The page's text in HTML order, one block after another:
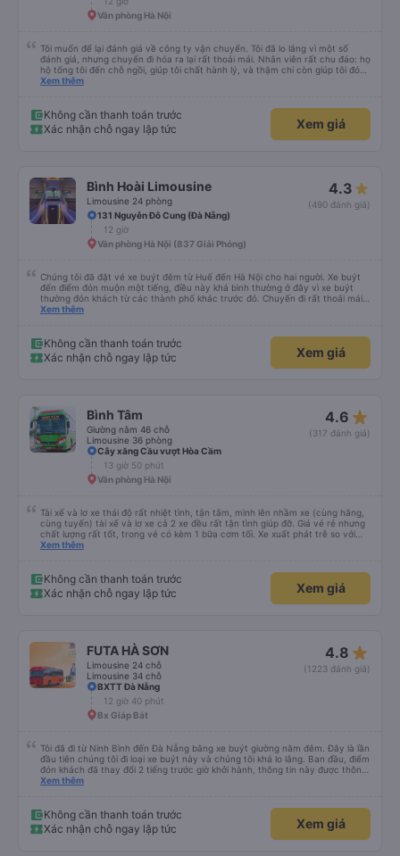
đăng ký. Nhân viên chuyên nghiệp, Nhiệt tình, mình đánh giá 4,5 sao cho cả
app Vexere và HK Busline và hãng sẽ ngày phát triển để mang lại trải
Văn phòng Hà Nội
Tôi muốn để lại đánh giá về công ty vận chuyển. Tôi đã lo lắng vì một số
đánh giá, nhưng chuyến đi hóa ra lại rất thoải mái. Nhân viên rất chu đáo: họ
hộ tống tôi đến chỗ ngồi, giúp tôi chất hành lý, và thậm chí còn giúp tôi đóng
gói giày. Điểm trừ duy nhất là xe buýt đến sớm hơn một tiếng so với giờ khởi
chọn công ty này.
Xem thêm
Không cần thanh toán trước
Xác nhận chỗ ngay lập tức
Xem giá
Bình Hoài Limousine
Limousine 24 phòng
4.3
(490 đánh giá)
131 Nguyễn Đỗ Cung (Đà Nẵng)
12 giờ
Văn phòng Hà Nội (837 Giải Phóng)
Chúng tôi đã đặt vé xe buýt đêm từ Huế đến Hà Nội cho hai người. Xe buýt
đến điểm đón muộn một tiếng, điều này khá bình thường ở đây vì xe buýt
thường đón khách từ các thành phố khác trước đó. Chuyến đi rất thoải mái,
ghế nằm êm ái, và ngay cả người cao 1,80 m như tôi vẫn ngủ ngon. Sau khi
rắc rối như vậy, nhưng thật tốt khi thấy công ty xe buýt quan tâm đến
khách hàng của mình. Chúng tôi chắc chắn sẽ đi xe của họ lần nữa.
Xem thêm
Không cần thanh toán trước
Xác nhận chỗ ngay lập tức
Xem giá
Bình Tâm
Giường nằm 46 chỗ
Limousine 36 phòng
4.6 star_rate
(317 đánh giá)
Cây xăng Cầu vượt Hòa Cầm
13 giờ 50 phút
Văn phòng Hà Nội
Tài xế và lơ xe thái độ rất nhiệt tình, tận tâm, mình lên nhầm xe (cùng hãng,
cùng tuyến) tài xế và lơ xe cả 2 xe đều rất tận tình giúp đỡ. Giá vé rẻ nhưng
chất lượng rất tốt, trong vé có kèm 1 bữa cơm tối. Xe xuất phát trễ so với
trên app 45p, nhưng do bão nên trời mưa rất to, có thể thông cảm được.
Xem thêm
Không cần thanh toán trước
Xác nhận chỗ ngay lập tức
Xem giá
FUTA HÀ SƠN
Limousine 24 chỗ
Limousine 34 chỗ
4.8 star_rate
(1223 đánh giá)
BXTT Đà Nẵng
12 giờ 40 phút
Bx Giáp Bát
Tôi đã đi từ Ninh Bình đến Đà Nẵng bằng xe buýt giường nằm đêm. Đây là lần
đầu tiên chúng tôi đi loại xe buýt này và chúng tôi khá lo lắng. Ban đầu, điểm
đón khách đã thay đổi 2 tiếng trước giờ khởi hành, thông tin này được thông
báo qua email. Chúng tôi đến đúng địa điểm lúc 9 giờ nhưng xe buýt không
phút. Khi xe buýt đến, tài xế đã đến tận nơi giúp đỡ chúng tôi và nhân viên
chăm sóc khách hàng cũng đã xác nhận qua email. Xe buýt sạch sẽ và
giường ngủ thoải mái. Tài xế rất tốt bụng và chu đáo vì biết chúng tôi là
Xem thêm
Không cần thanh toán trước
Xác nhận chỗ ngay lập tức
Xem giá